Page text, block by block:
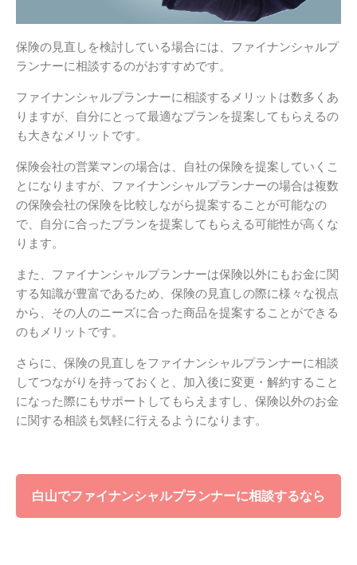
保険の見直しを検討している場合には、ファイナンシャルプ
ランナーに相談するのがおすすめです。
ファイナンシャルプランナーに相談するメリットは数多くあ
りますが、自分にとって最適なプランを提案してもらえるの
も大きなメリットです。
保険会社の営業マンの場合は、自社の保険を提案していくこ
とになりますが、ファイナンシャルプランナーの場合は複数
の保険会社の保険を比較しながら提案することが可能なの
で、自分に合ったプランを提案してもらえる可能性が高くな
ります。
また、ファイナンシャルプランナーは保険以外にもお金に関
する知識が豊富であるため、保険の見直しの際に様々な視点
から、その人のニーズに合った商品を提案することができる
のもメリットです。
さらに、保険の見直しをファイナンシャルプランナーに相談
してつながりを持っておくと、加入後に変更・解約すること
になった際にもサポートしてもらえますし、保険以外のお金
に関する相談も気軽に行えるようになります。
白山でファイナンシャルプランナーに相談するなら